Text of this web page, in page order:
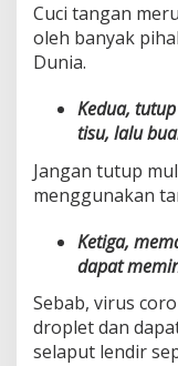
Cuci tangan
oleh banyak
Dunia.
Kedua,
tisu, lalu
Jangan tutup
menggunakan
Ketiga,
dapat
Sebab, virus
droplet dan
selaput lendir